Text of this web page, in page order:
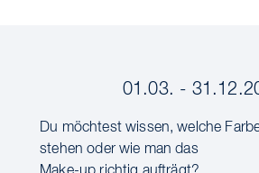
01.03. -
Du möchtest wissen, welche
stehen oder wie man das